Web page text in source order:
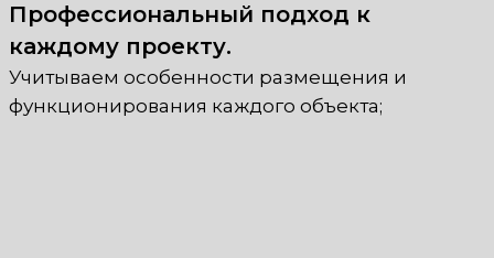
Профессиональный подход к
каждому проекту.
Учитываем особенности размещения и
функционирования каждого объекта;